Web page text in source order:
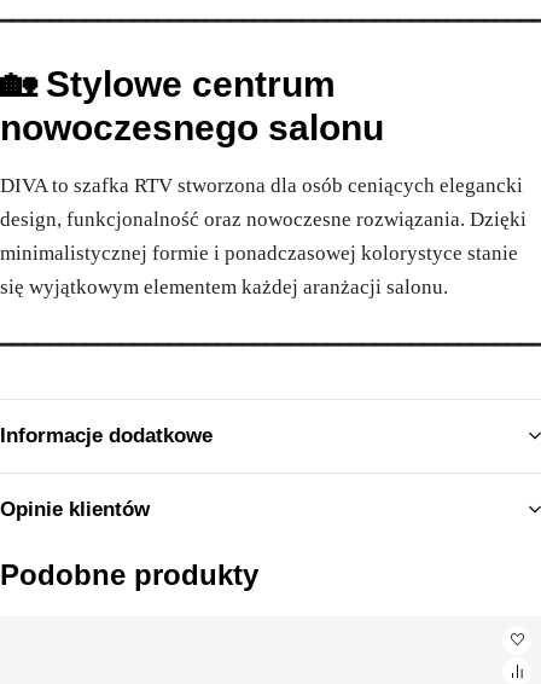
🏡 Stylowe centrum
nowoczesnego salonu
DIVA to szafka RTV stworzona dla osób ceniących elegancki
design, funkcjonalność oraz nowoczesne rozwiązania. Dzięki
minimalistycznej formie i ponadczasowej kolorystyce stanie
się wyjątkowym elementem każdej aranżacji salonu.
Informacje dodatkowe
Opinie klientów
Podobne produkty